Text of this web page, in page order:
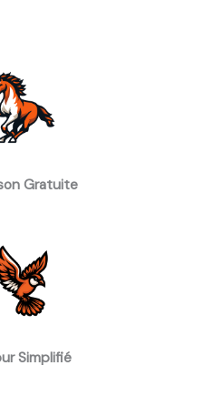
Gratuite
Simplifié